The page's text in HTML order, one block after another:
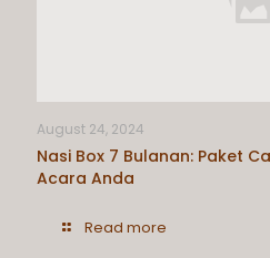
August 24, 2024
Nasi Box 7 Bulanan: Paket
Acara Anda
Read more